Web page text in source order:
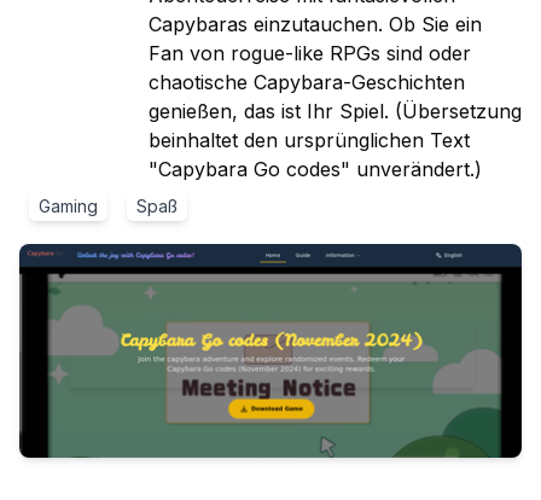
Capybaras einzutauchen. Ob Sie ein
Fan von rogue-like RPGs sind oder
chaotische Capybara-Geschichten
genießen, das ist Ihr Spiel. (Übersetzung
beinhaltet den ursprünglichen Text
"Capybara Go codes" unverändert.)
Gaming Spaß